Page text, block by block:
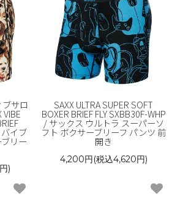
ブサロ
イブ
リー
)
SAXX ULTRA SUPER SOFT
BOXER BRIEF FLY SXBB30F-WHP
/ サックス ウルトラ スーパーソ
フト ボクサーブリーフ パンツ 前
開き
4,200円(税込4,620円)